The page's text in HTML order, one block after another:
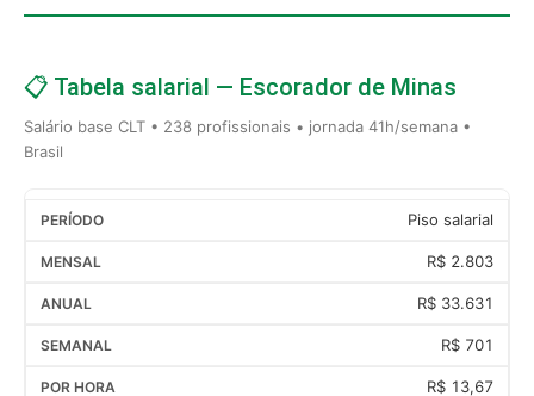
📋 Tabela salarial — Escorador de Minas
Salário base CLT • 238 profissionais • jornada 41h/semana •
Brasil
Piso salarial
R$ 2.803
R$ 33.631
R$ 701
R$ 13,67